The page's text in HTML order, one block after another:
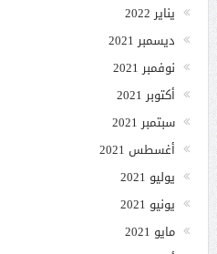
يناير 2022
ديسمبر 2021
نوفمبر 2021
أكتوبر 2021
سبتمبر 2021
أغسطس 2021
يوليو 2021
يونيو 2021
مايو 2021